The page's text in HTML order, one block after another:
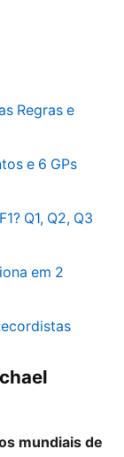
Regras e
e 6 GPs
Q1, Q2, Q3
em 2
mundiais de